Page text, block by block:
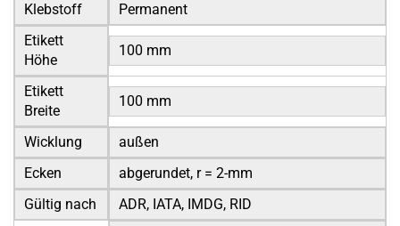
Klebstoff
Permanent
Etikett
Höhe
100 mm
Etikett
Breite
100 mm
Wicklung
außen
Ecken
abgerundet, r = 2-mm
Gültig nach
ADR, IATA, IMDG, RID